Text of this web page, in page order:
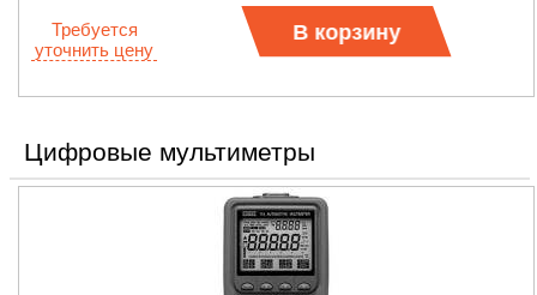
Требуется
уточнить цену
В корзину
Цифровые мультиметры